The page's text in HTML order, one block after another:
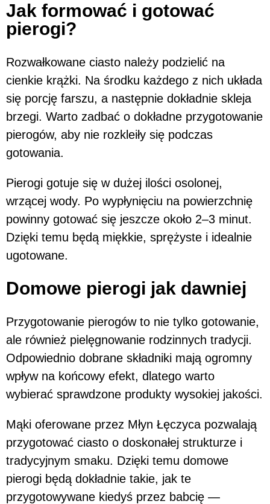
Jak formować i gotować
pierogi?
Rozwałkowane ciasto należy podzielić na
cienkie krążki. Na środku każdego z nich układa
się porcję farszu, a następnie dokładnie skleja
brzegi. Warto zadbać o dokładne przygotowanie
pierogów, aby nie rozkleiły się podczas
gotowania.
Pierogi gotuje się w dużej ilości osolonej,
wrzącej wody. Po wypłynięciu na powierzchnię
powinny gotować się jeszcze około 2–3 minut.
Dzięki temu będą miękkie, sprężyste i idealnie
ugotowane.
Domowe pierogi jak dawniej
Przygotowanie pierogów to nie tylko gotowanie,
ale również pielęgnowanie rodzinnych tradycji.
Odpowiednio dobrane składniki mają ogromny
wpływ na końcowy efekt, dlatego warto
wybierać sprawdzone produkty wysokiej jakości.
Mąki oferowane przez Młyn Łęczyca pozwalają
przygotować ciasto o doskonałej strukturze i
tradycyjnym smaku. Dzięki temu domowe
pierogi będą dokładnie takie, jak te
przygotowywane kiedyś przez babcię —